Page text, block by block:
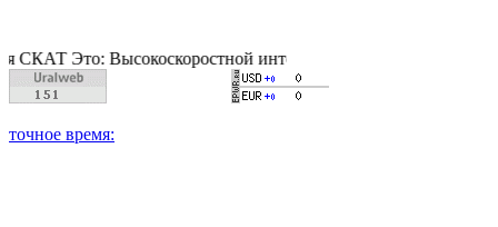
Высокоскоростной интернет, качественное цифровое и